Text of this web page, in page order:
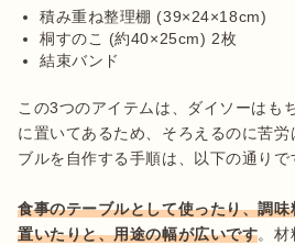
積み重ね整理棚 (39×24×18cm)
桐すのこ (約40×25cm) 2枚
結束バンド
この3つのアイテムは、ダイソーはも
に置いてあるため、そろえるのに苦
ブルを自作する手順は、以下の通りで
食事のテーブルとして使ったり、調
置いたりと、用途の幅が広いです。材